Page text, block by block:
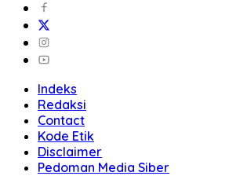
Indeks
Redaksi
Contact
Kode Etik
Disclaimer
Pedoman Media Siber